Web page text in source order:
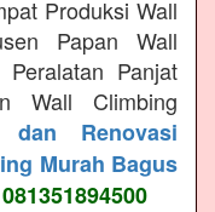
Produksi Wall
Papan Wall
Panjat
Wall Climbing
dan Renovasi
Murah Bagus
081351894500